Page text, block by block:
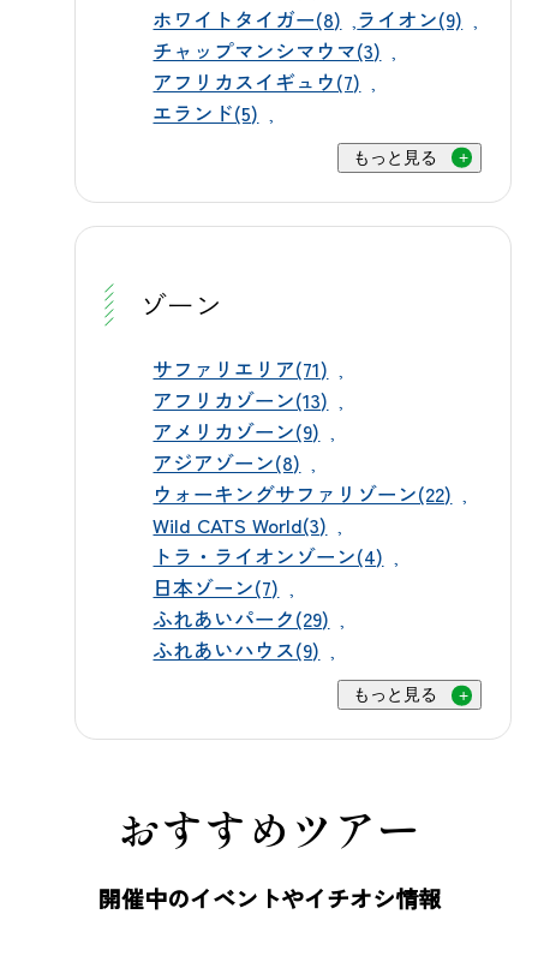
貴重な瞬間です。 ペンギンたちは池
を泳ぎ回りながら、元気いっぱいに
夏を過ごしています。 ミニチュアホ
ースやウサギなど、暑さに弱い動物
たちは、夏の間は木陰エリアに移動
んでもらえるようにしています。 動
涼を取る姿は、群馬サファリパーク
ならではの夏の見どころです。 🦁暑
さに強い動物たちの知恵 群馬サファ
リパークで暮らす動物たちの中に
は、もともとアフリカなど暑い地域
に生息していた動物も多く、暑さそ
のものに強い体を持つ動物がたくさ
んいます。日中、木陰でじっと動か
ずに過ごしている姿を見ると、ぐっ
たりしているように見えるかもしれ
ませんが、実はこれも動物たちが身
につけてきた知恵のひとつです。強
帯にしっかりと活動できるように備
ちが思っている以上に暑さに強く、
では一部ルートが異なるため、マイ
カーでは見ることができません。ぜ
ひエサやりバスツアー（毎日運行・
約85分・1,800円）またはサファリバ
ス（土日祝運行・約70分・1,200円）
人3,200円・子ども1,600円（3歳〜小学
生）・シニア2,800円（65歳以上）で
す。公式チケットサイトからの事前
購入なら、インターネット限定の割
引価格でお得にご利用いただけま
す。当日窓口でのご購入も可能です
が、スムーズにご入園いただくため
にもぜひ事前のご購入をご活用くだ
さい。 ▶ WEBチケットのご購入はこ
けの特別な季節、ぜひ群馬サファリ
パークへお越しください。スタッフ
一同、皆さまのお越しを心よりお待
ホワイトタイガー(8)
ライオン(9)
チャップマンシマウマ(3)
アフリカスイギュウ(7)
エランド(5)
もっと見る
ゾーン
サファリエリア(71)
アフリカゾーン(13)
アメリカゾーン(9)
アジアゾーン(8)
ウォーキングサファリゾーン(22)
Wild CATS World(3)
トラ・ライオンゾーン(4)
日本ゾーン(7)
ふれあいパーク(29)
ふれあいハウス(9)
もっと見る
おすすめツアー
開催中のイベントやイチオシ情報